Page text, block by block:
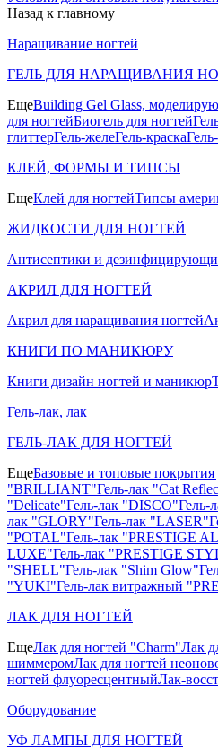
Назад к главному
Наращивание ногтей
ГЕЛЬ ДЛЯ НАРАЩИВАНИЯ
ЕщеBuilding Gel Glass,
для ногтейБиогель для ногтей
глиттерГель-желеГель-краска
КЛЕЙ, ФОРМЫ И ТИПСЫ
ЕщеКлей для ногтейТипсы
ЖИДКОСТИ ДЛЯ НОГТЕЙ
Антисептики и
АКРИЛ ДЛЯ НОГТЕЙ
Акрил для наращивания ногтей
КНИГИ ПО МАНИКЮРУ
Книги дизайн ногтей и маникюр
Гель-лак, лак
ГЕЛЬ-ЛАК ДЛЯ НОГТЕЙ
ЕщеБазовые и топовые покрытия
"BRILLIANT"Гель-лак "Cat
"Delicate"Гель-лак "DISCO"Гель-
лак "GLORY"Гель-лак "LASER"
"POTAL"Гель-лак "PRESTIGE
LUXE"Гель-лак "PRESTIGE
"SHELL"Гель-лак "Shim Glow"
"YUKI"Гель-лак витражный
ЛАК ДЛЯ НОГТЕЙ
ЕщеЛак для ногтей "Charm"Лак
шиммеромЛак для ногтей
ногтей флуоресцентныйЛак-
Оборудование
УФ ЛАМПЫ ДЛЯ НОГТЕЙ